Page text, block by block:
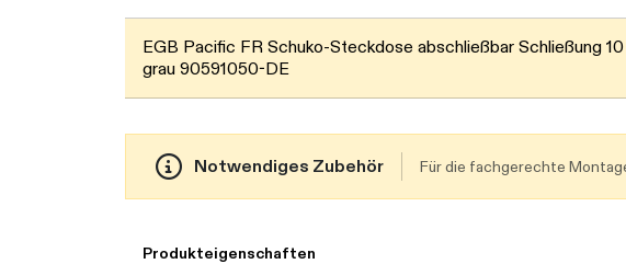
EGB Pacific FR Schuko-Steckdose abschließbar Schließung 10
grau 90591050-DE
Notwendiges Zubehör Für die fachgerechte
Produkteigenschaften